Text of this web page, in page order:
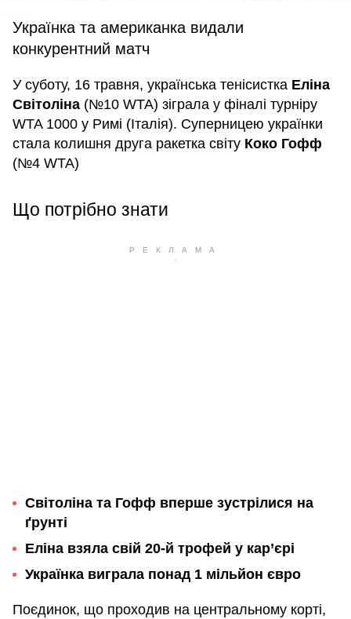
Українка та американка видали
конкурентний матч
У суботу, 16 травня, українська тенісистка Еліна
Світоліна (№10 WTA) зіграла у фіналі турніру
WTA 1000 у Римі (Італія). Суперницею українки
стала колишня друга ракетка світу Коко Гофф
(№4 WTA)
Що потрібно знати
Світоліна та Гофф вперше зустрілися на
ґрунті
Еліна взяла свій 20-й трофей у кар’єрі
Українка виграла понад 1 мільйон євро
Поєдинок, що проходив на центральному корті,